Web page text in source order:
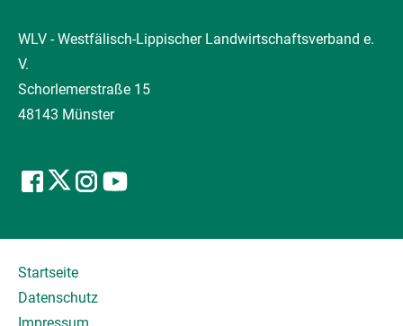
WLV - Westfälisch-Lippischer Landwirtschaftsverband e.
V.
Schorlemerstraße 15
48143 Münster
Startseite
Datenschutz